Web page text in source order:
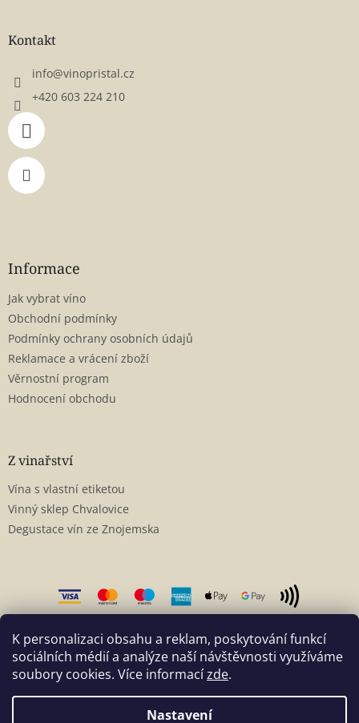
K personalizaci obsahu a reklam, poskytování funkcí
sociálních médií a analýze naší návštěvnosti využíváme
soubory cookies. Více informacízde.
Nastavení
Kontakt
info@vinopristal.cz
+420 603 224 210
Informace
Jak vybrat víno
Obchodní podmínky
Podmínky ochrany osobních údajů
Reklamace a vrácení zboží
Věrnostní program
Hodnocení obchodu
Z vinařství
Vína s vlastní etiketou
Vinný sklep Chvalovice
Degustace vín ze Znojemska